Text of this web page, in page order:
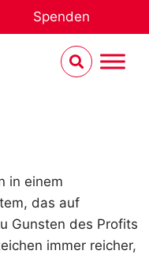
Spenden
in einem
das auf
Gunsten des Profits
immer reicher,